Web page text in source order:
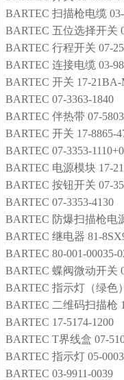
BARTEC 扫描枪电缆
BARTEC 五位选择开关
BARTEC 行程开关 07-
BARTEC 连接电缆 03-
BARTEC 开关 17-21BA-
BARTEC 07-3363-1840
BARTEC 伴热带 07-
BARTEC 开关 17-8865-
BARTEC 07-3353-
BARTEC 电源模块 17-
BARTEC 按钮开关 07-
BARTEC 07-3353-4130
BARTEC 防爆扫描枪电
BARTEC 继电器 81-
BARTEC 80-001-00035-
BARTEC 蝶阀微动开关
BARTEC 指示灯（绿色
BARTEC 二维码扫描枪
BARTEC 17-5174-1200
BARTEC T界线盒 07-
BARTEC 指示灯 05-
BARTEC 03-9911-0039